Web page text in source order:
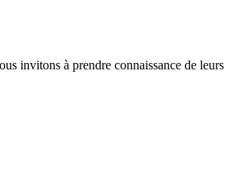
invitons à prendre connaissance de leurs